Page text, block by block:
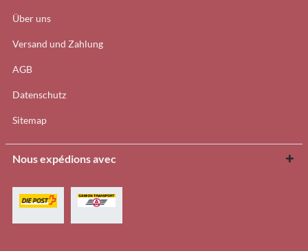
Über uns
Versand und Zahlung
AGB
Datenschutz
Sitemap
Nous expédions avec